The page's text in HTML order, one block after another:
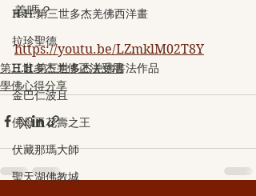
H.H.第三世多杰羌佛西洋畫
拉珍聖德
H.H.第三世多杰羌佛書法作品
金巴仁波且
佛母玉花壽之王
伏藏那瑪大師
聖天湖佛教城
義嗎？
https://youtu.be/LZmklM02T8Y
第三世多杰羌佛正法受用
學佛心得分享